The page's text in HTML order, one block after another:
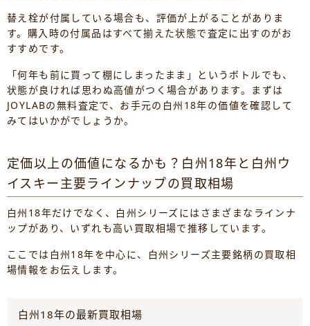
替え栓が付属している場合も、評価が上がることがありま
す。購入時の付属品はすべて揃えた状態で査定に出すのがお
すすめです。
「何年も前に買って棚にしまったまま」というボトルでも、
状態が良ければ思わぬ高値がつく場合があります。まずは
JOYLABの無料査定で、お手元の白州18年の価値を確認して
みてはいかがでしょうか。
定価以上の価値になるかも？白州18年と白州ウ
イスキー主要ラインナップの買取相場
白州18年だけでなく、白州シリーズにはさまざまなラインナ
ップがあり、いずれも高い買取相場で推移しています。
ここでは白州18年を中心に、白州シリーズ主要銘柄の買取相
場情報をお伝えします。
白州18年の最新買取相場